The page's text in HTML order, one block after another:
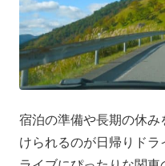
宿泊の準備や長期の休
けられるのが日帰りド